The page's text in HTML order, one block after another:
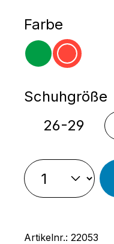
Farbe
grünrot
Schuhgröße
26-29
Artikelnr.: 22053